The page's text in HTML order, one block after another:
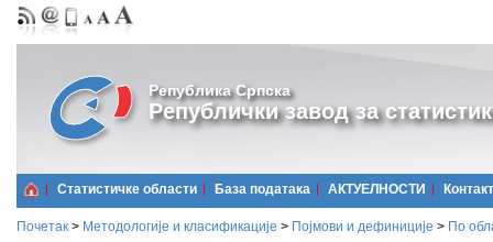
Република Српска
Републички завод за
Статистичке области Базa података АКТУЕЛНОСТИ Контакт
Почетак > Методологије и класификације > Појмови и дефиниције > По